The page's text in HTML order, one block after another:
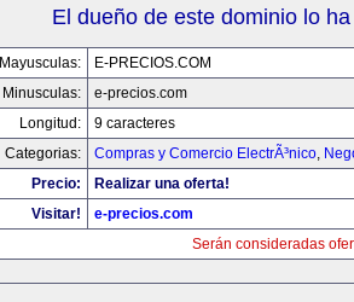
El dueño de este dominio lo
Mayusculas:
E-PRECIOS.COM
Minusculas:
e-precios.com
Longitud:
9 caracteres
Categorias:
Compras y Comercio ElectrÃ³nico,
Precio:
Realizar una oferta!
Visitar!
e-precios.com
Serán consideradas